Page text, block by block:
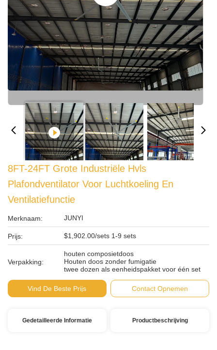
8FT-24FT Grote Industriële Hvls
Plafondventilator Voor Luchtkoeling En
Ventilatiefunctie
Merknaam: JUNYI
Prijs: $1,902.00/sets 1-9 sets
Verpakking:
houten composietdoos
Houten doos zonder fumigatie
twee dozen als eenheidspakket voor één set
Vind De Beste Prijs Contact Opnemen
Gedetailleerde Informatie Productbeschrijving